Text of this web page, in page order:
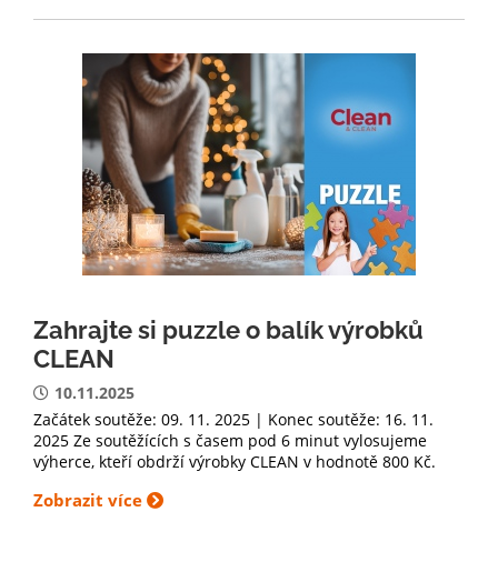
Zahrajte si puzzle o balík výrobků
CLEAN
10.11.2025
Začátek soutěže: 09. 11. 2025 | Konec soutěže: 16. 11.
2025 Ze soutěžících s časem pod 6 minut vylosujeme
výherce, kteří obdrží výrobky CLEAN v hodnotě 800 Kč.
Zobrazit více